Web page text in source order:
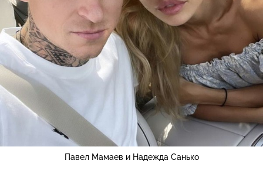
Павел Мамаев и Надежда Санько